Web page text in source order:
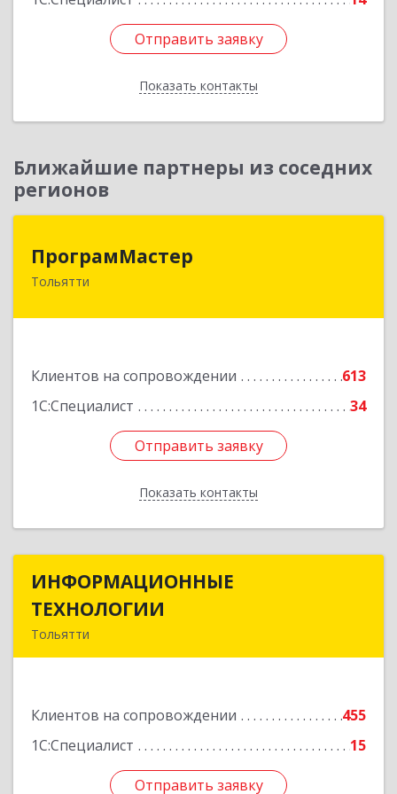
Отправить заявку
Показать контакты
Отправить заявку
Назад
Ближайшие партнеры из соседних
регионов
ПрограмМастер
Тольятти
Клиентов на сопровождении
613
1С:Специалист
34
Отправить заявку
Показать контакты
Отправить заявку
Назад
ИНФОРМАЦИОННЫЕ
ТЕХНОЛОГИИ
Тольятти
Клиентов на сопровождении
455
1С:Специалист
15
Отправить заявку
ИНФОРМАЦИОННЫЕ
Подробнее
Отправить заявку